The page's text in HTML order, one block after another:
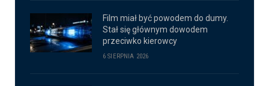
Film miał być powodem do dumy.
Stał się głównym dowodem
przeciwko kierowcy
6 SIERPNIA 2026